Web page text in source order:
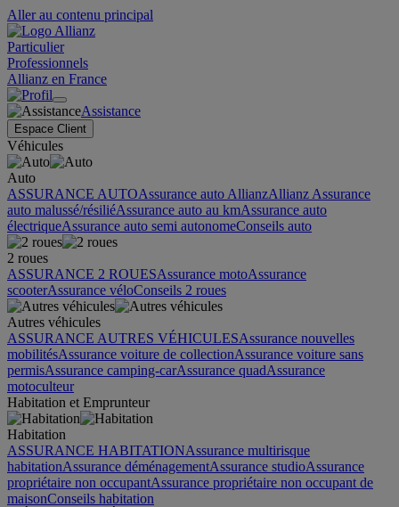
Aller au contenu principal
Particulier
Professionnels
Allianz en France
Assistance
Espace Client
Véhicules
Auto
ASSURANCE AUTOAssurance auto AllianzAllianz Assurance
auto malussé/résiliéAssurance auto au kmAssurance auto
électriqueAssurance auto semi autonomeConseils auto
2 roues
ASSURANCE 2 ROUESAssurance motoAssurance
scooterAssurance véloConseils 2 roues
Autres véhicules
ASSURANCE AUTRES VÉHICULESAssurance nouvelles
mobilitésAssurance voiture de collectionAssurance voiture sans
permisAssurance camping-carAssurance quadAssurance
motoculteur
Habitation et Emprunteur
Habitation
ASSURANCE HABITATIONAssurance multirisque
habitationAssurance déménagementAssurance studioAssurance
propriétaire non occupantAssurance propriétaire non occupant de
maisonConseils habitation